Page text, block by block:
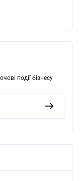
події бізнесу